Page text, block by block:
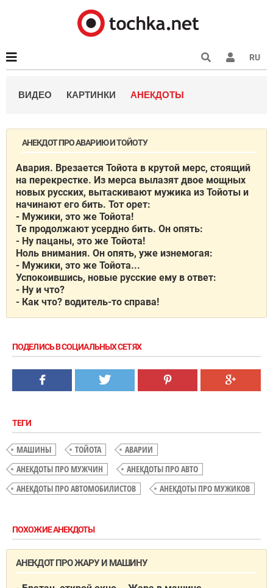
RU
ВИДЕО КАРТИНКИ АНЕКДОТЫ
АНЕКДОТ ПРО АВАРИЮ И ТОЙОТУ
Авария. Врезается Тойота в крутой мерс, стоящий
на перекрестке. Из мерса вылазят двое мощных
новых русских, вытаскивают мужика из Тойоты и
начинают его бить. Тот орет:
- Мужики, это же Тойота!
Те продолжают усердно бить. Он опять:
- Ну пацаны, это же Тойота!
Ноль внимания. Он опять, уже изнемогая:
- Мужики, это же Тойота...
Успокоившись, новые русские ему в ответ:
- Ну и что?
- Как что? водитель-то справа!
ПОДЕЛИСЬ В СОЦИАЛЬНЫХ СЕТЯХ
ТЕГИ
МАШИНЫ ТОЙОТА
АВАРИИ
АНЕКДОТЫ ПРО МУЖЧИН
АНЕКДОТЫ ПРО АВТО
АНЕКДОТЫ ПРО АВТОМОБИЛИСТОВ
АНЕКДОТЫ ПРО МУЖИКОВ
ПОХОЖИЕ АНЕКДОТЫ
АНЕКДОТ ПРО ЖАРУ И МАШИНУ